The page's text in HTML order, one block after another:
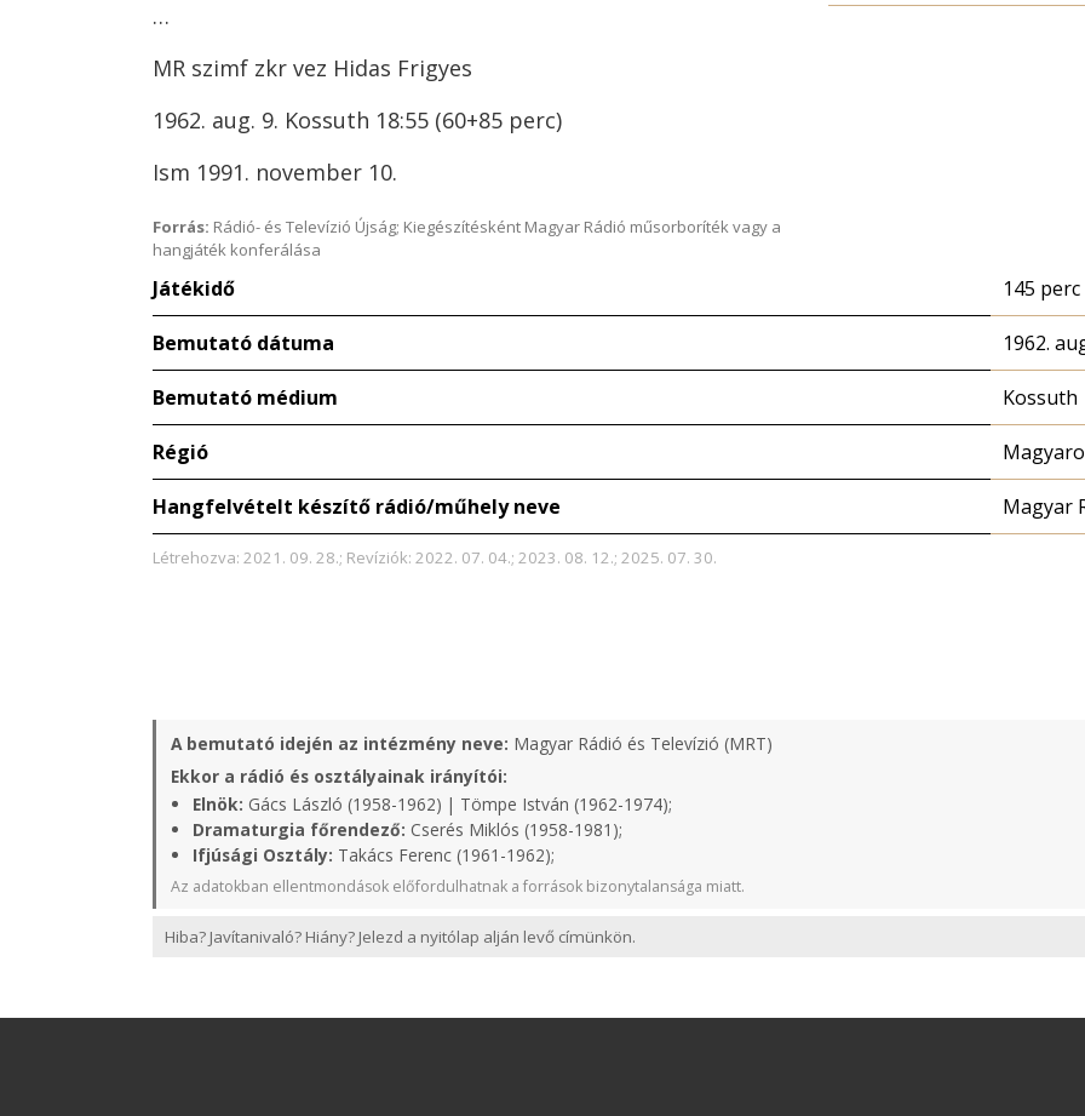
…
MR szimf zkr vez Hidas Frigyes
1962. aug. 9. Kossuth 18:55 (60+85 perc)
Ism 1991. november 10.
Forrás: Rádió- és Televízió Újság; Kiegészítésként Magyar Rádió műsorboríték vagy a
hangjáték konferálása
Játékidő 145 perc
Bemutató dátuma 1962.
Bemutató médium Kossuth
Régió
Hangfelvételt készítő rádió/műhely neve Magyar
Létrehozva: 2021. 09. 28.; Revíziók: 2022. 07. 04.; 2023. 08. 12.; 2025. 07. 30.
A bemutató idején az intézmény neve: Magyar Rádió és Televízió (MRT)
Ekkor a rádió és osztályainak irányítói:
Elnök: Gács László (1958-1962) | Tömpe István (1962-1974);
Dramaturgia főrendező: Cserés Miklós (1958-1981);
Ifjúsági Osztály: Takács Ferenc (1961-1962);
Az adatokban ellentmondások előfordulhatnak a források bizonytalansága miatt.
Hiba? Javítanivaló? Hiány? Jelezd a nyitólap alján levő címünkön.